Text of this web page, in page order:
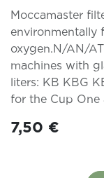
Moccamaster
environmentally
oxygen.N/AN/
machines with
liters: KB KBG
for the Cup One
7,50 €